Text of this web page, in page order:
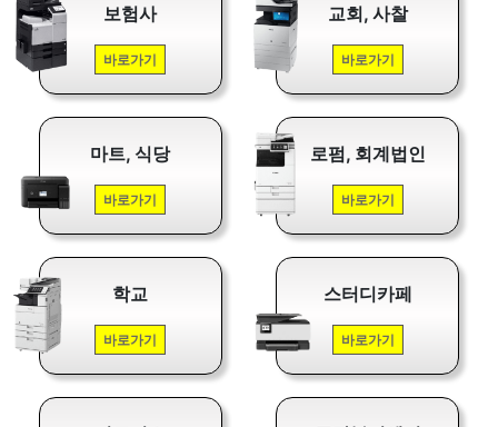
보험사
바로가기
교회, 사찰
바로가기
마트, 식당
바로가기
로펌, 회계법인
바로가기
학교
바로가기
스터디카페
바로가기